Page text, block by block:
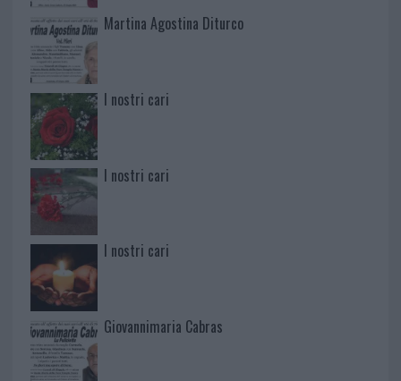
Martina Agostina Diturco
I nostri cari
I nostri cari
I nostri cari
Giovannimaria Cabras